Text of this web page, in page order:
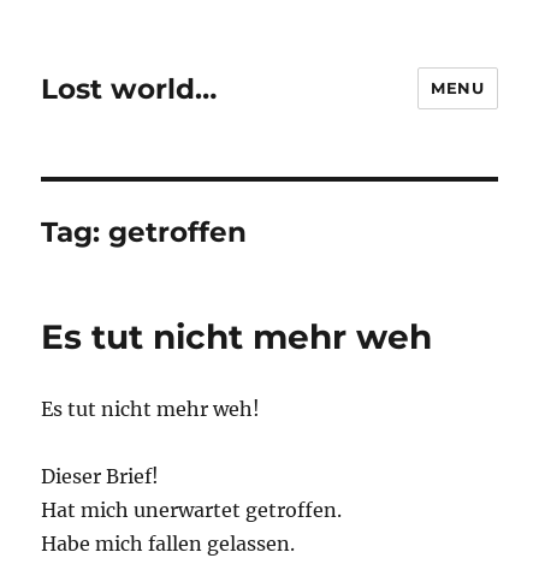
Lost world… MENU
Tag:getroffen
Es tut nicht mehr weh
Es tut nicht mehr weh!
Dieser Brief!
Hat mich unerwartet getroffen.
Habe mich fallen gelassen.